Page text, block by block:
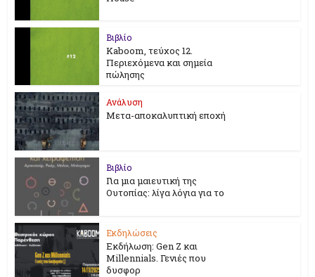
Βιβλίο
Kaboom, τεύχος 12.
Περιεχόμενα και σημεία
πώλησης
Ανάλυση
Μετα-αποκαλυπτική εποχή
Βιβλίο
Για μια μαιευτική της
Ουτοπίας: λίγα λόγια για το
Εκδηλώσεις
Εκδήλωση: Gen Z και
Millennials. Γενιές που
δυσφορ